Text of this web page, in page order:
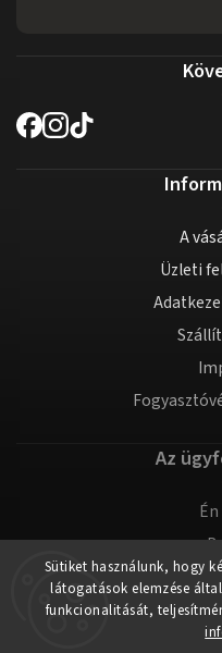
Sütiket használunk, hogy
látogatások elemzése
funkcionalitását,
A
Üzleti
Az